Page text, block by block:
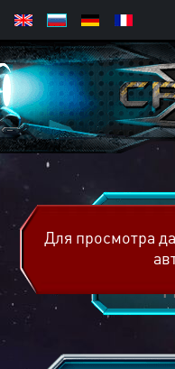
Для просмотра